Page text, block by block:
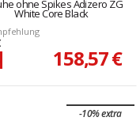
ohne Spikes Adizero ZG
White Core Black
158,57 €
-10% extra